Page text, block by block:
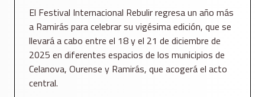
El Festival Internacional Rebulir regresa un año más
a Ramirás para celebrar su vigésima edición, que se
llevará a cabo entre el 18 y el 21 de diciembre de
2025 en diferentes espacios de los municipios de
Celanova, Ourense y Ramirás, que acogerá el acto
central.